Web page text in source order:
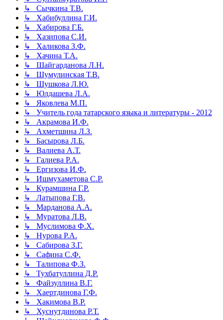
↳ Сычкина Т.В.
↳ Хабибуллина Г.И.
↳ Хабирова Г.Б.
↳ Хазипова С.И.
↳ Халикова З.Ф.
↳ Хачина Т.А.
↳ Шайгарданова Л.Н.
↳ Шумулинская Т.В.
↳ Шушкова Л.Ю.
↳ Юлдашева Л.А.
↳ Яковлева М.П.
↳ Учитель года татарского языка и литературы - 2012
↳ Акрамова И.Ф.
↳ Ахметшина Л.З.
↳ Басырова Л.Б.
↳ Валиева А.Т.
↳ Галиева Р.А.
↳ Ергизова И.Ф.
↳ Ишмухаметова С.Р.
↳ Курамшина Г.Р.
↳ Латыпова Г.В.
↳ Марданова А.А.
↳ Муратова Л.В.
↳ Муслимова Ф.Х.
↳ Нурова Р.А.
↳ Сабирова З.Г.
↳ Сафина С.Ф.
↳ Талипова Ф.З.
↳ Тухбатуллина Д.Р.
↳ Файзуллина В.Г.
↳ Хаертдинова Г.Ф.
↳ Хакимова В.Р.
↳ Хуснутдинова Р.Т.